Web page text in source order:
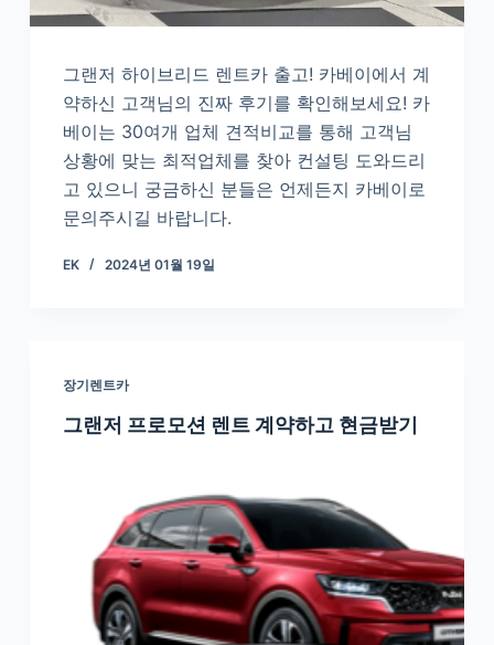
그랜저 하이브리드 렌트카 출고! 카베이에서 계
약하신 고객님의 진짜 후기를 확인해보세요! 카
베이는 30여개 업체 견적비교를 통해 고객님
상황에 맞는 최적업체를 찾아 컨설팅 도와드리
고 있으니 궁금하신 분들은 언제든지 카베이로
문의주시길 바랍니다.
EK 2024년 01월 19일
장기렌트카
그랜저 프로모션 렌트 계약하고 현금받기